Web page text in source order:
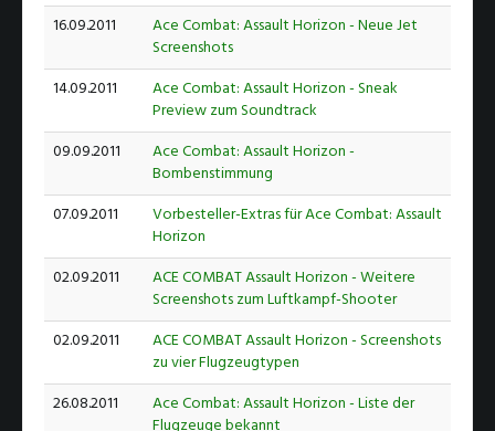
16.09.2011
Ace Combat: Assault Horizon - Neue Jet
Screenshots
14.09.2011
Ace Combat: Assault Horizon - Sneak
Preview zum Soundtrack
09.09.2011
Ace Combat: Assault Horizon -
Bombenstimmung
07.09.2011
Vorbesteller-Extras für Ace Combat: Assault
Horizon
02.09.2011
ACE COMBAT Assault Horizon - Weitere
Screenshots zum Luftkampf-Shooter
02.09.2011
ACE COMBAT Assault Horizon - Screenshots
zu vier Flugzeugtypen
26.08.2011
Ace Combat: Assault Horizon - Liste der